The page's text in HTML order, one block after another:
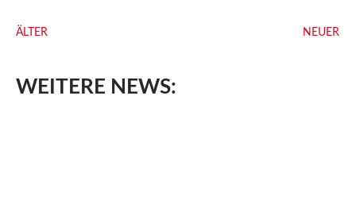
ÄLTER NEUER
WEITERE NEWS: